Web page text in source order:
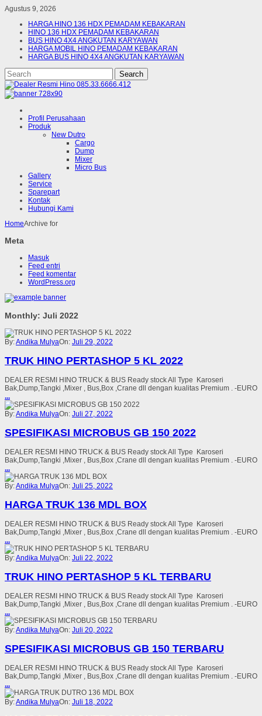
Agustus 9, 2026
HARGA HINO 136 HDX PEMADAM KEBAKARAN
HINO 136 HDX PEMADAM KEBAKARAN
BUS HINO 4X4 ANGKUTAN KARYAWAN
HARGA MOBIL HINO PEMADAM KEBAKARAN
HARGA BUS HINO 4X4 ANGKUTAN KARYAWAN
Profil Perusahaan
Produk
New Dutro
Cargo
Dump
Mixer
Micro Bus
Gallery
Service
Sparepart
Kontak
Hubungi Kami
HomeArchive for
Meta
Masuk
Feed entri
Feed komentar
WordPress.org
Monthly: Juli 2022
By:Andika MulyaOn: Juli 29, 2022
TRUK HINO PERTASHOP 5 KL 2022
DEALER RESMI HINO TRUCK & BUS Ready stock All Type Karoseri
Bak,Dump,Tangki ,Mixer , Bus,Box ,Crane dll dengan kualitas Premium . -EURO
...
By:Andika MulyaOn: Juli 27, 2022
SPESIFIKASI MICROBUS GB 150 2022
DEALER RESMI HINO TRUCK & BUS Ready stock All Type Karoseri
Bak,Dump,Tangki ,Mixer , Bus,Box ,Crane dll dengan kualitas Premium . -EURO
...
By:Andika MulyaOn: Juli 25, 2022
HARGA TRUK 136 MDL BOX
DEALER RESMI HINO TRUCK & BUS Ready stock All Type Karoseri
Bak,Dump,Tangki ,Mixer , Bus,Box ,Crane dll dengan kualitas Premium . -EURO
...
By:Andika MulyaOn: Juli 22, 2022
TRUK HINO PERTASHOP 5 KL TERBARU
DEALER RESMI HINO TRUCK & BUS Ready stock All Type Karoseri
Bak,Dump,Tangki ,Mixer , Bus,Box ,Crane dll dengan kualitas Premium . -EURO
...
By:Andika MulyaOn: Juli 20, 2022
SPESIFIKASI MICROBUS GB 150 TERBARU
DEALER RESMI HINO TRUCK & BUS Ready stock All Type Karoseri
Bak,Dump,Tangki ,Mixer , Bus,Box ,Crane dll dengan kualitas Premium . -EURO
...
By:Andika MulyaOn: Juli 18, 2022